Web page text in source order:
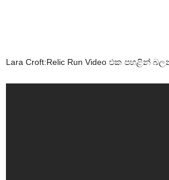
Lara Croft:Relic Run Video එක පහළින්